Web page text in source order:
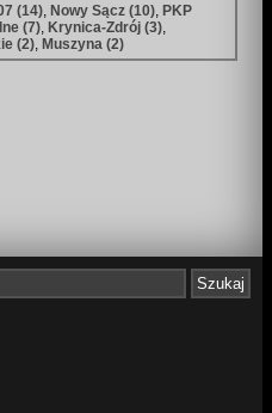
(14), Nowy Sącz (10), PKP
(7), Krynica-Zdrój (3),
(2), Muszyna (2)